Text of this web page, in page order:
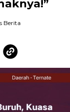
Berita